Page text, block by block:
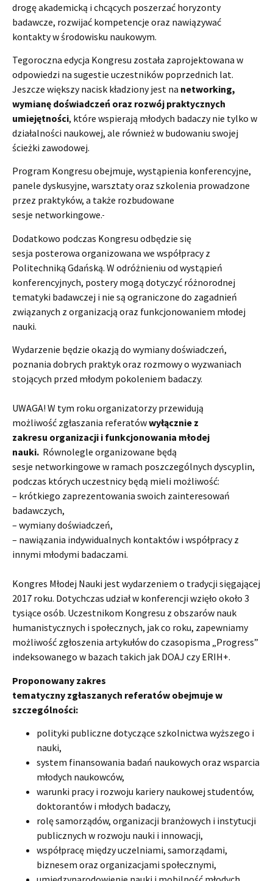
drogę akademicką i chcących poszerzać horyzonty
badawcze, rozwijać kompetencje oraz nawiązywać
kontakty w środowisku naukowym.
Tegoroczna edycja Kongresu została zaprojektowana w
odpowiedzi na sugestie uczestników poprzednich lat.
Jeszcze większy nacisk kładziony jest na networking,
wymianę doświadczeń oraz rozwój praktycznych
umiejętności, które wspierają młodych badaczy nie tylko w
działalności naukowej, ale również w budowaniu swojej
ścieżki zawodowej.
Program Kongresu obejmuje, wystąpienia konferencyjne,
panele dyskusyjne, warsztaty oraz szkolenia prowadzone
przez praktyków, a także rozbudowane
sesje networkingowe.
Dodatkowo podczas Kongresu odbędzie się
sesja posterowa organizowana we współpracy z
Politechniką Gdańską. W odróżnieniu od wystąpień
konferencyjnych, postery mogą dotyczyć różnorodnej
tematyki badawczej i nie są ograniczone do zagadnień
związanych z organizacją oraz funkcjonowaniem młodej
nauki.
Wydarzenie będzie okazją do wymiany doświadczeń,
poznania dobrych praktyk oraz rozmowy o wyzwaniach
stojących przed młodym pokoleniem badaczy.
UWAGA! W tym roku organizatorzy przewidują
możliwość zgłaszania referatówwyłącznie z
zakresu organizacji i funkcjonowania młodej
nauki. Równolegle organizowane będą
sesje networkingowe w ramach poszczególnych dyscyplin,
podczas których uczestnicy będą mieli możliwość:
– krótkiego zaprezentowania swoich zainteresowań
badawczych,
– wymiany doświadczeń,
– nawiązania indywidualnych kontaktów i współpracy z
innymi młodymi badaczami.
Kongres Młodej Nauki jest wydarzeniem o tradycji sięgającej
2017 roku. Dotychczas udział w konferencji wzięło około 3
tysiące osób. Uczestnikom Kongresu z obszarów nauk
humanistycznych i społecznych, jak co roku, zapewniamy
możliwość zgłoszenia artykułów do czasopisma „Progress”
indeksowanego w bazach takich jak DOAJ czy ERIH+.
Proponowany zakres
tematyczny zgłaszanych referatów obejmuje w
szczególności:
polityki publiczne dotyczące szkolnictwa wyższego i
nauki,
system finansowania badań naukowych oraz wsparcia
młodych naukowców,
warunki pracy i rozwoju kariery naukowej studentów,
doktorantów i młodych badaczy,
rolę samorządów, organizacji branżowych i instytucji
publicznych w rozwoju nauki i innowacji,
współpracę między uczelniami, samorządami,
biznesem oraz organizacjami społecznymi,